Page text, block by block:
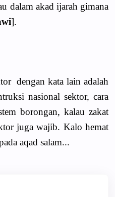
dalam akad ijarah gimana
].
dengan kata lain adalah
nasional sektor, cara
borongan, kalau zakat
juga wajib. Kalo hemat
aqad salam...